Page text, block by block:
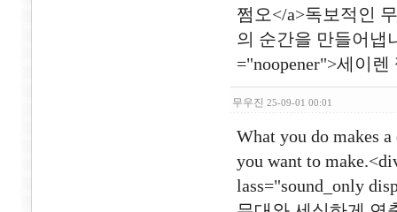
쩜오</a>독보적인
의 순간을 만들어냅
="noopener">세이
무우진 25-09-01 00:01
What you do makes
you want to
lass="sound_only